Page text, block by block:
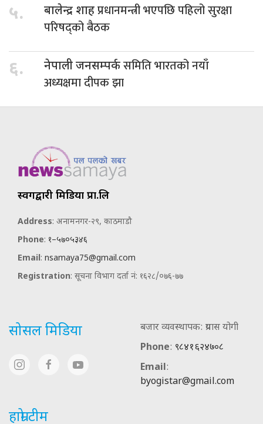
५. बालेन्द्र शाहप्रधानमन्त्री भएपछि पहिलो सुरक्षा
परिषद्को बैठक
६. नेपाली जनसम्पर्कसमिति भारतको नयाँ
अध्यक्षमा दीपक झा
स्वर्गद्वारी मिडिया प्रा.लि
Address: अनामनगर-२९, काठमाडौ
Phone: १–५७०५३४६
Email: nsamaya75@gmail.com
Registration: सूचना विभाग दर्ता नं: १६२८/०७६-७७
सोसल मिडिया
बजार व्यवस्थापक: प्रयास योगी
Phone: ९८४१६२४७०८
Email:
byogistar@gmail.com
हाम्रो टीम